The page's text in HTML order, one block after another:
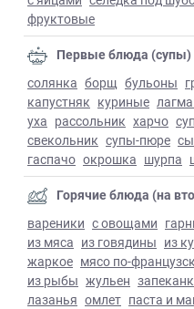
фруктовые
Первые блюда (супы)
солянка борщ бульоны
капустняк куриные
уха рассольник харчо
свекольник супы-пюре
гаспачо окрошка шурпа
Горячие блюда (на
вареники с овощами
из мяса из говядины из
жаркое мясо по-
из рыбы жульен
лазанья омлет паста и